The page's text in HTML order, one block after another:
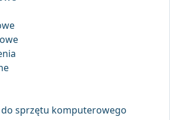
do sprzętu komputerowego